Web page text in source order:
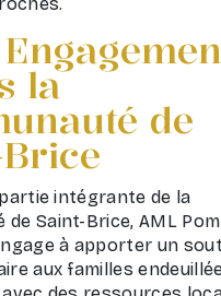
la
de
intégrante de la
de Saint-Brice, AML
à apporter un
aux familles